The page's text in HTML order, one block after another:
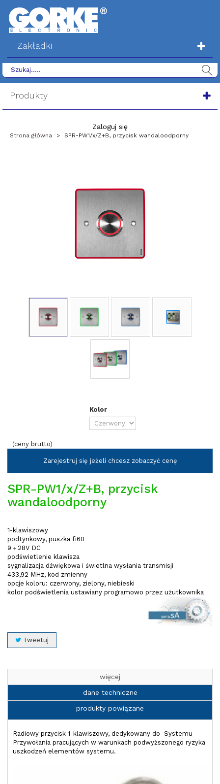
Zakładki
Produkty
Zaloguj się
Strona główna > SPR-PW1/x/Z+B, przycisk wandaloodporny
Kolor
(ceny brutto)
Zarejestruj się jeżeli chcesz zobaczyć cenę
SPR-PW1/x/Z+B, przycisk
wandaloodporny
1-klawiszowy
podtynkowy, puszka fi60
9 ÷28V DC
podświetlenie klawisza
sygnalizacja dźwiękowa i świetlna wysłania transmisji
433,92 MHz, kod zmienny
opcje koloru: czerwony, zielony, niebieski
kolor podświetlenia ustawiany programowo przez użutkownika
Tweetuj
więcej
dane techniczne
produkty powiązane
Radiowy przycisk 1-klawiszowy, dedykowany do Systemu
Przywołania pracujących w warunkach podwyższonego ryzyka
uszkodzeń elementów systemu.